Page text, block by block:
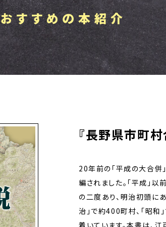
おすすめの本紹介
『長野県市町村
20年前の「平成の大合
編されました。「平成」以
の二度あり、明治初頭に
治」で約400町村、「昭和
着いています。本書は、